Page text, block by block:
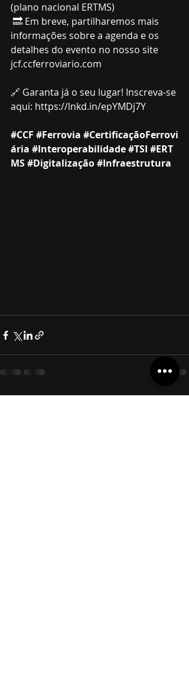
(plano nacional ERTMS)
🔜 Em breve, partilharemos mais
informações sobre a agenda e os
detalhes do evento no nosso site
jcf.ccferroviario.com
🔗 Garanta já o seu lugar! Inscreva-se
aqui: https://lnkd.in/epYMDj7Y
#CCF #Ferrovia #CertificaçãoFerrovi
ária #Interoperabilidade#TSI #ERT
MS#Digitalização#Infraestrutura